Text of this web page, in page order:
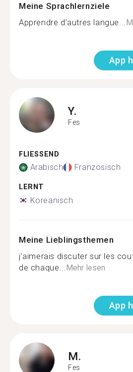
Meine Sprachlernziele
Apprendre d’autres langue...
App
Y.
Fes
FLIESSEND
Arabisch Französisch
LERNT
Koreanisch
Meine Lieblingsthemen
j’aimerais discuter sur les
de chaque... Mehr lesen
App
M.
Fes